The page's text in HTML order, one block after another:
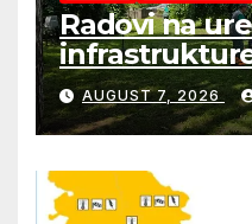
Radovi na
AUGUST 7, 2026